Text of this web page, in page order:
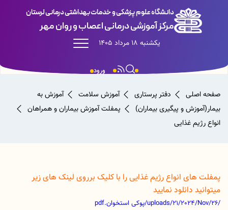
دانشگاه علوم پزشکی و خدمات بهداشتی درمانی لرستان
مرکز آموزشی درمانی اعصاب و روان مهر
یکشنبه 18 مرداد 1405
ورود
صفحه اصلی دفتر پرستاری آموزش سلامت
آموزش به
بیمار(آموزش و پیگیری بیماران)
پمفلت آموزش بیماران و همراهان
انواع رژیم غذایی
پمفلت های انواع رژیم غذایی را با کلیک برروی لینک های زیر
میتوانید دانلود نمایید
/uploads/21/2024/Nov/26/پوکی استخوان.pdf